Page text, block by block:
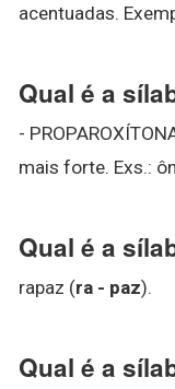
acentuadas.
Qual é a
-
mais forte. Exs.:
Qual é a
rapaz (ra - paz).
Qual é a